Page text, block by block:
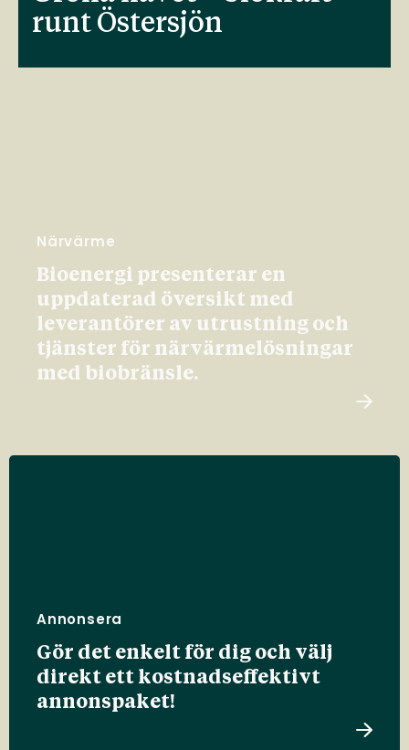
runt Östersjön
Närvärme
Bioenergi presenterar en
uppdaterad översikt med
leverantörer av utrustning och
tjänster för närvärmelösningar
med biobränsle.
Annonsera
Gör det enkelt för dig och välj
direkt ett kostnadseffektivt
annonspaket!